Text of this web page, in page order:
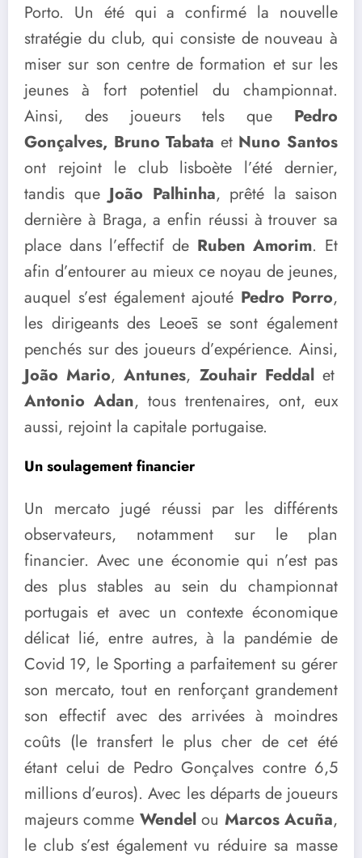
Porto. Un été qui a confirmé la nouvelle
stratégie du club, qui consiste de nouveau à
miser sur son centre de formation et sur les
jeunes à fort potentiel du championnat.
Ainsi, des joueurs tels que Pedro
Gonçalves, Bruno Tabata et Nuno Santos
ont rejoint le club lisboète l’été dernier,
tandis queJoão Palhinha, prêté la saison
dernière à Braga, a enfin réussi à trouver sa
place dans l’effectif de Ruben Amorim. Et
afin d’entourer au mieux ce noyau de jeunes,
auquel s’est également ajouté Pedro Porro,
les dirigeants des Leoēs se sont également
penchés sur des joueurs d’expérience. Ainsi,
João Mario,Antunes, Zouhair Feddalet
Antonio Adan, tous trentenaires, ont, eux
aussi, rejoint la capitale portugaise.
Un soulagement financier
Un mercato jugé réussi par les différents
observateurs, notamment sur le plan
financier. Avec une économie qui n’est pas
des plus stables au sein du championnat
portugais et avec un contexte économique
délicat lié, entre autres, à la pandémie de
Covid 19, le Sporting a parfaitement su gérer
son mercato, tout en renforçant grandement
son effectif avec des arrivées à moindres
coûts (le transfert le plus cher de cet été
étant celui de Pedro Gonçalves contre 6,5
millions d’euros). Avec les départs de joueurs
majeurs comme Wendelou Marcos Acuña,
le club s’est également vu réduire sa masse